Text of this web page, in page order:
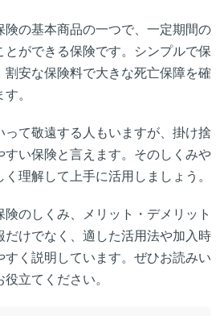
険の基本商品の一つで、一定期間の
とができる保険です。シンプルで保
割安な保険料で大きな死亡保障を確
。
って敬遠する人もいますが、掛け捨
すい保険と言えます。そのしくみや
理解して上手に活用しましょう。
険のしくみ、メリット・デメリット
だけでなく、適した活用法や加入時
すく説明しています。ぜひお読みい
立てください。